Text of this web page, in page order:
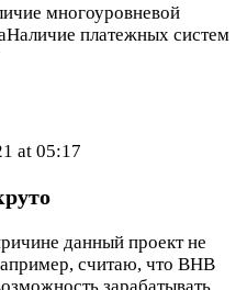
многоуровневой
платежных систем
at 05:17
данный проект не
считаю, что BHB